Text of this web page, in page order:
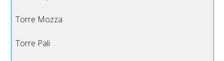
Torre Mozza
Torre Pali